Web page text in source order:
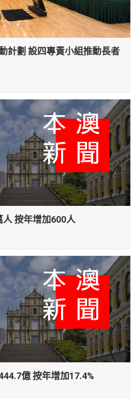
計劃 設四專責小組推動長者
按年增加600人
億 按年增加17.4%